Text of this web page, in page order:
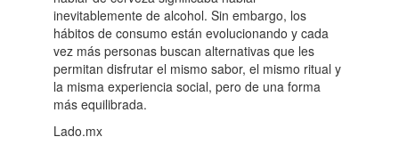
inevitablemente de alcohol. Sin embargo, los
hábitos de consumo están evolucionando y cada
vez más personas buscan alternativas que les
permitan disfrutar el mismo sabor, el mismo ritual y
la misma experiencia social, pero de una forma
más equilibrada.
Lado.mx